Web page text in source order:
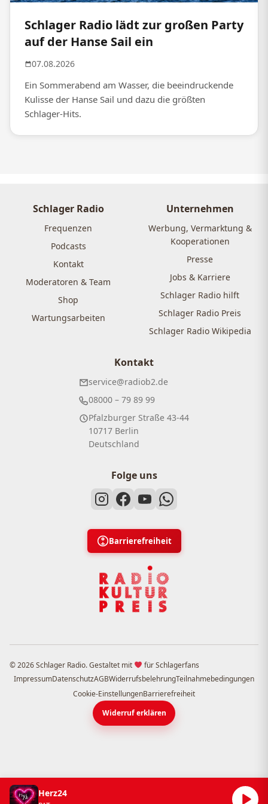
Schlager Radio lädt zur großen Party
auf der Hanse Sail ein
07.08.2026
Ein Sommerabend am Wasser, die beeindruckende
Kulisse der Hanse Sail und dazu die größten
Schlager-Hits.
Schlager Radio
Frequenzen
Podcasts
Kontakt
Moderatoren & Team
Shop
Wartungsarbeiten
Unternehmen
Werbung, Vermarktung &
Kooperationen
Presse
Jobs & Karriere
Schlager Radio hilft
Schlager Radio Preis
Schlager Radio Wikipedia
Kontakt
service@radiob2.de
08000 – 79 89 99
Pfalzburger Straße 43-44
10717 Berlin
Deutschland
Folge uns
Barrierefreiheit
© 2026 Schlager Radio. Gestaltet mit
für Schlagerfans
ImpressumDatenschutzAGBWiderrufsbelehrungTeilnahmebedingungen
Cookie-EinstellungenBarrierefreiheit
Widerruf erklären
Herz24